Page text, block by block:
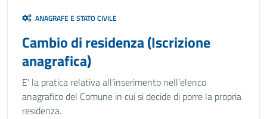
ANAGRAFE E STATO CIVILE
Cambio di residenza (Iscrizione
anagrafica)
E’ la pratica relativa all’inserimento nell’elenco
anagrafico del Comune in cui si decide di porre la propria
residenza.